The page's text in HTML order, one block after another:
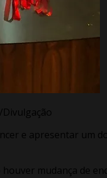
e apresentar um
mudança de